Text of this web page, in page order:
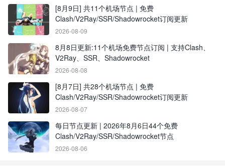
[8月9日] 共11个机场节点 | 免费
Clash/V2Ray/SSR/Shadowrocket订阅更新
2026-08-09
8月8日更新:11个机场免费节点订阅 | 支持Clash、
V2Ray、SSR、Shadowrocket
2026-08-08
[8月7日] 共28个机场节点 | 免费
Clash/V2Ray/SSR/Shadowrocket订阅更新
2026-08-07
每日节点更新 | 2026年8月6日44个免费
Clash/V2Ray/SSR/Shadowrocket节点
2026-08-06